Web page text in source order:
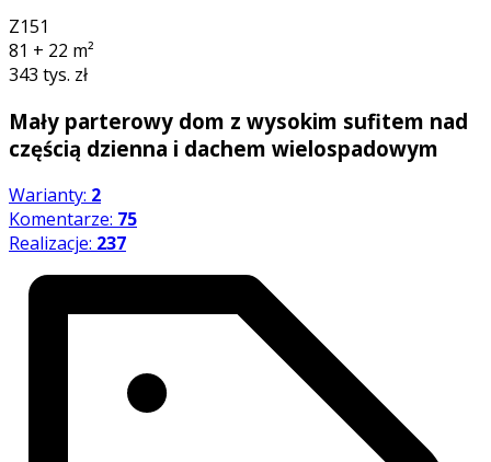
Z151
81 + 22 m²
343 tys. zł
Mały parterowy dom z wysokim sufitem nad
częścią dzienna i dachem wielospadowym
Warianty: 2
Komentarze: 75
Realizacje: 237